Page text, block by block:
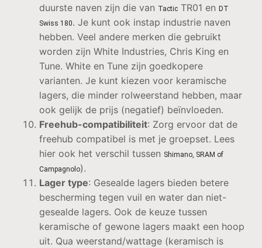
duurste naven zijn die van TacticTR01 en DT
Swiss 180. Je kunt ook instap industrie naven
hebben. Veel andere merken die gebruikt
worden zijn White Industries, Chris King en
Tune. White en Tune zijn goedkopere
varianten. Je kunt kiezen voor keramische
lagers, die minder rolweerstand hebben, maar
ook gelijk de prijs (negatief) beïnvloeden.
Freehub-compatibiliteit: Zorg ervoor dat de
freehub compatibel is met je groepset. Lees
hier ook het verschil tussen Shimano, SRAM of
Campagnolo).
Lager type: Gesealde lagers bieden betere
bescherming tegen vuil en water dan niet-
gesealde lagers. Ook de keuze tussen
keramische of gewone lagers maakt een hoop
uit. Qua weerstand/wattage (keramisch is